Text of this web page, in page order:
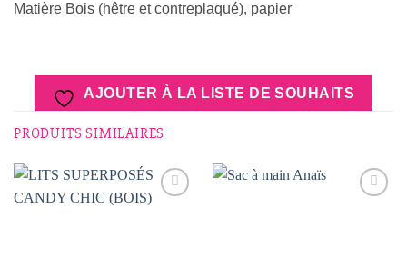
Matière Bois (hêtre et contreplaqué), papier
AJOUTER À LA LISTE DE SOUHAITS
PRODUITS SIMILAIRES